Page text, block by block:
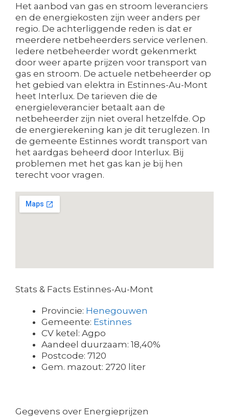
Het aanbod van gas en stroom leveranciers
en de energiekosten zijn weer anders per
regio. De achterliggende reden is dat er
meerdere netbeheerders service verlenen.
Iedere netbeheerder wordt gekenmerkt
door weer aparte prijzen voor transport van
gas en stroom. De actuele netbeheerder op
het gebied van elektra in Estinnes-Au-Mont
heet Interlux. De tarieven die de
energieleverancier betaalt aan de
netbeheerder zijn niet overal hetzelfde. Op
de energierekening kan je dit teruglezen. In
de gemeente Estinnes wordt transport van
het aardgas beheerd door Interlux. Bij
problemen met het gas kan je bij hen
terecht voor vragen.
Stats & Facts Estinnes-Au-Mont
Provincie: Henegouwen
Gemeente: Estinnes
CV ketel: Agpo
Aandeel duurzaam: 18,40%
Postcode: 7120
Gem. mazout: 2720 liter
Gegevens over Energieprijzen